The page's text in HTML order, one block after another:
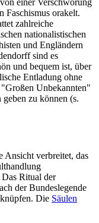
einer Verschwörung
Faschismus orakelt.
zahlreiche
nationalistischen
und Engländern
sind es
und bequem ist, über
Entladung ohne
Unbekannten"
zu können (s.
verbreitet, das
Ritual der
der Bundeslegende
Die Säulen